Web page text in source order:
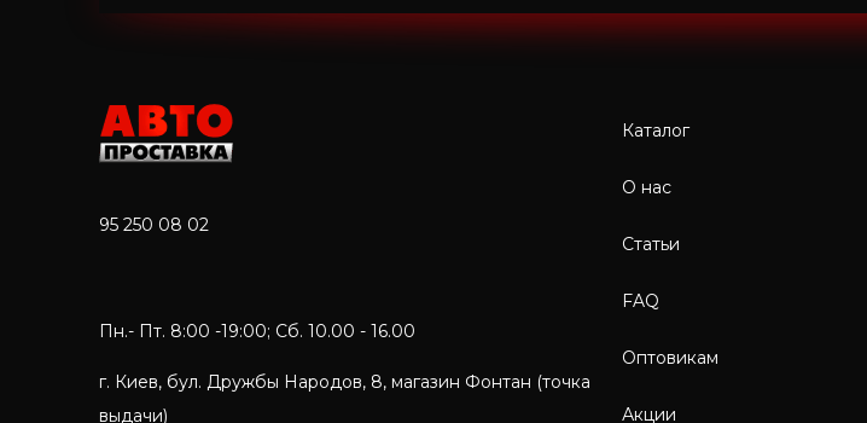
95 250 08 02
Пн.- Пт. 8:00 -19:00; Сб. 10.00 - 16.00
г. Киев, бул. Дружбы Народов, 8, магазин Фонтан (точка
выдачи)
Каталог
О нас
Статьи
FAQ
Оптовикам
Акции